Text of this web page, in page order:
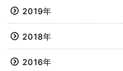
2019年
2018年
2016年